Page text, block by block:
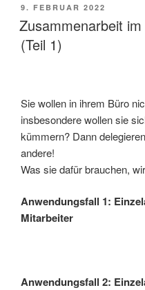
VERÖFFENTLICHT
AM
9. FEBRUAR 2022
Zusammenarbeit
(Teil 1)
Sie wollen in ihrem Büro
insbesondere wollen sie
kümmern? Dann
andere!
Was sie dafür brauchen,
Anwendungsfall 1:
Mitarbeiter
Anwendungsfall 2: